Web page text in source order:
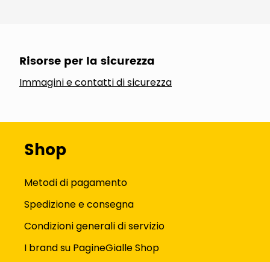
Risorse per la sicurezza
Immagini e contatti di sicurezza
Shop
Metodi di pagamento
Spedizione e consegna
Condizioni generali di servizio
I brand su PagineGialle Shop